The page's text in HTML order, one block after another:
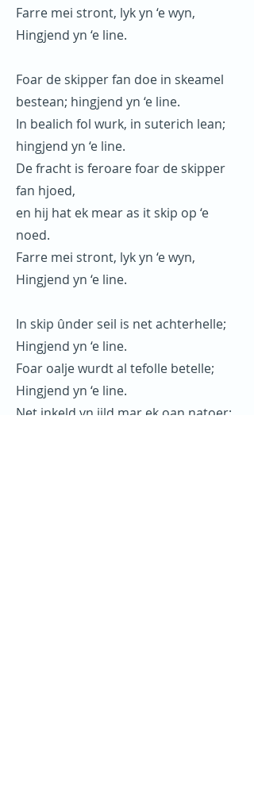
Farre mei stront, lyk yn ‘e wyn,
Hingjend yn ‘e line.
Foar de skipper fan doe in skeamel
bestean; hingjend yn ‘e line.
In bealich fol wurk, in suterich lean;
hingjend yn ‘e line.
De fracht is feroare foar de skipper
fan hjoed,
en hij hat ek mear as it skip op ‘e
noed.
Farre mei stront, lyk yn ‘e wyn,
Hingjend yn ‘e line.
In skip ûnder seil is net achterhelle;
Hingjend yn ‘e line.
Foar oalje wurdt al tefolle betelle;
Hingjend yn ‘e line.
Net inkeld yn jild mar ek oan natoer;